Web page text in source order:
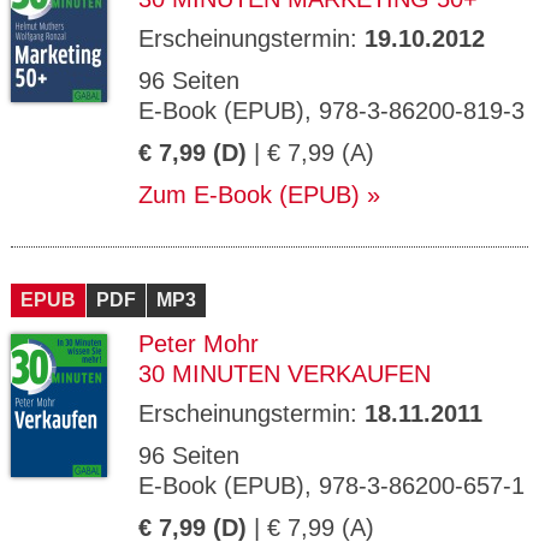
Erscheinungstermin: 19.10.2012
96 Seiten
E-Book (EPUB), 978-3-86200-819-3
€ 7,99 (D) | € 7,99 (A)
Zum E-Book (EPUB)
EPUB PDF MP3
Peter Mohr
30 MINUTEN VERKAUFEN
Erscheinungstermin: 18.11.2011
96 Seiten
E-Book (EPUB), 978-3-86200-657-1
€ 7,99 (D) | € 7,99 (A)